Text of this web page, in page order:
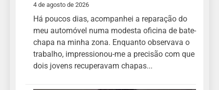
4 de agosto de 2026
Há poucos dias, acompanhei a reparação do
meu automóvel numa modesta oficina de bate-
chapa na minha zona. Enquanto observava o
trabalho, impressionou-me a precisão com que
dois jovens recuperavam chapas...